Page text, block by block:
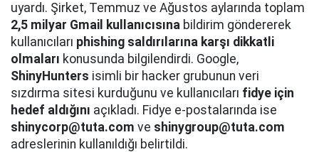
uyardı. Şirket, Temmuz ve Ağustos aylarında toplam
2,5 milyar Gmail kullanıcısına bildirim göndererek
kullanıcıları phishing saldırılarına karşı dikkatli
olmaları konusunda bilgilendirdi. Google,
ShinyHunters isimli bir hacker grubunun veri
sızdırma sitesi kurduğunu ve kullanıcıları fidye için
hedef aldığını açıkladı. Fidye e-postalarında ise
shinycorp@tuta.com ve shinygroup@tuta.com
adreslerinin kullanıldığı belirtildi.